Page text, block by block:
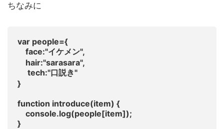
ちなみに
var people={
face:"イケメン",
hair:"sarasara",
tech:"口説き"
}
function introduce(item) {
console.log(people[item]);
}